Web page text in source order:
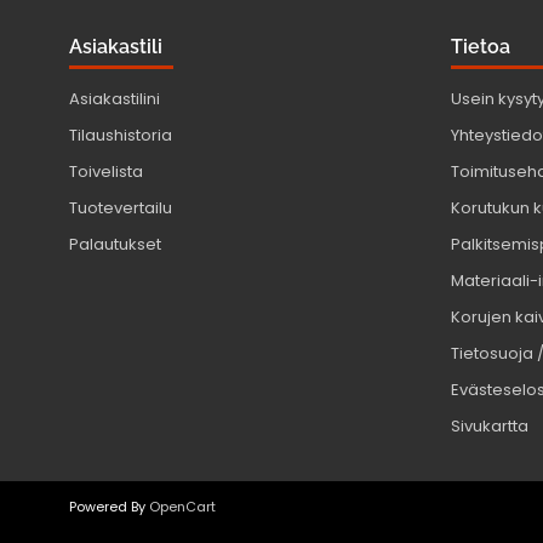
Asiakastili
Asiakastilini
Tilaushistoria
Toivelista
Tuotevertailu
Palautukset
Tietoa
Usein
Korutukun
Materiaali-
Korujen
Tietosuoja /
Sivukartta
Powered By OpenCart